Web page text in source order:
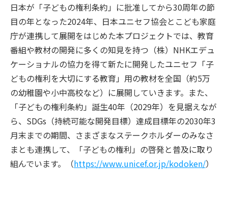
日本が「子どもの権利条約」に批准してから30周年の節
目の年となった2024年、日本ユニセフ協会とこども家庭
庁が連携して展開をはじめた本プロジェクトでは、教育
番組や教材の開発に多くの知見を持つ（株）NHKエデュ
ケーショナルの協力を得て新たに開発したユニセフ「子
どもの権利を大切にする教育」用の教材を全国（約5万
の幼稚園や小中高校など）に展開していきます。また、
「子どもの権利条約」誕生40年（2029年）を見据えなが
ら、SDGs（持続可能な開発目標）達成目標年の2030年3
月末までの期間、さまざまなステークホルダーのみなさ
まとも連携して、「子どもの権利」の啓発と普及に取り
組んでいます。（https://www.unicef.or.jp/kodoken/）